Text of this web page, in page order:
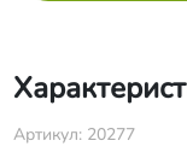
Артикул: 20277